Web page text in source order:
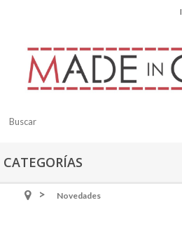
CATEGORÍAS
Novedades